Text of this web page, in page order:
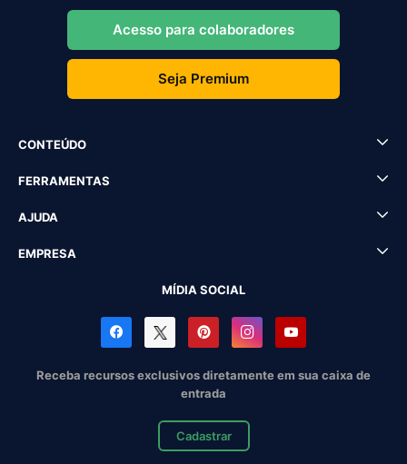
Acesso para colaboradores
Seja Premium
CONTEÚDO
FERRAMENTAS
AJUDA
EMPRESA
MÍDIA SOCIAL
Receba recursos exclusivos diretamente em sua caixa de
entrada
Cadastrar